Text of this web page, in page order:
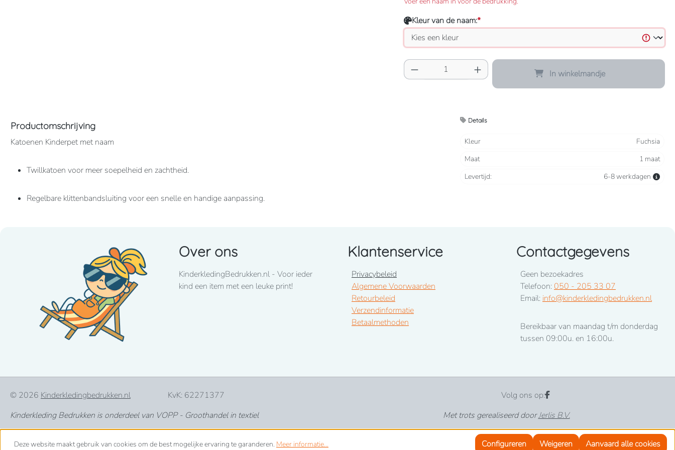
Kleur van de naam:*
Producthoeveelheid: Voer de gewenste
In winkelmandje
Productomschrijving
Katoenen Kinderpet met naam
Twillkatoen voor meer soepelheid en zachtheid.
Regelbare klittenbandsluiting voor een snelle en handige aanpassing.
Details
Kleur
Fuchsia
Maat
1 maat
Levertijd:
6-8 werkdagen
Over ons
KinderkledingBedrukken.nl - Voor ieder
kind een item met een leuke print!
Klantenservice
Privacybeleid
Algemene Voorwaarden
Retourbeleid
Verzendinformatie
Betaalmethoden
Contactgegevens
Geen bezoekadres
Telefoon: 050 - 205 33 07
Email: info@kinderkledingbedrukken.nl
Bereikbaar van maandag t/m donderdag
tussen 09:00u. en 16:00u.
© 2026 Kinderkledingbedrukken.nl KvK: 62271377
Volg ons op:
Kinderkleding Bedrukken is onderdeel van VOPP - Groothandel in textiel
Met trots gerealiseerd doorJerlis B.V.
Deze website maakt gebruik van cookies om de best mogelijke ervaring te garanderen. Meer informatie... Weigeren
Configureren Aanvaard alle cookies